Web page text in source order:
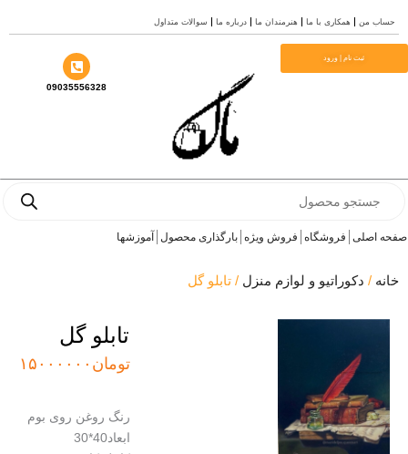
من همکاری با ما هنرمندان ما درباره ما سوالات متداول
ثبت نام | ورود
09035556328
اصلی فروشگاه فروش ویژه بارگذاری محصول آموزشها
/دکوراتیو و لوازم منزل/ تابلو گل
تابلو گل
تومان۱۵۰۰۰۰۰۰
رنگ روغن روی بوم
ابعاد40*30